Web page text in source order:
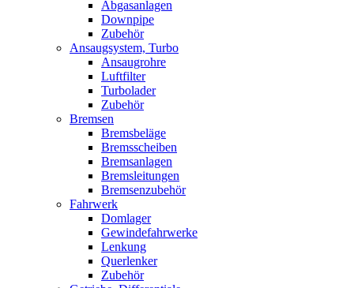
Abgasanlagen
Downpipe
Zubehör
Ansaugsystem, Turbo
Ansaugrohre
Luftfilter
Turbolader
Zubehör
Bremsen
Bremsbeläge
Bremsscheiben
Bremsanlagen
Bremsleitungen
Bremsenzubehör
Fahrwerk
Domlager
Gewindefahrwerke
Lenkung
Querlenker
Zubehör